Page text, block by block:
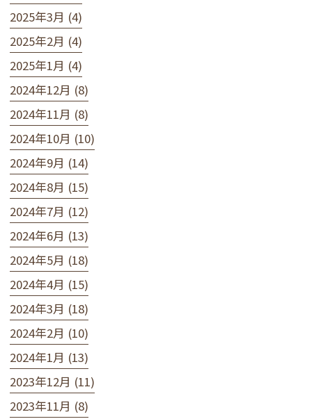
2025年3月 (4)
2025年2月 (4)
2025年1月 (4)
2024年12月 (8)
2024年11月 (8)
2024年10月 (10)
2024年9月 (14)
2024年8月 (15)
2024年7月 (12)
2024年6月 (13)
2024年5月 (18)
2024年4月 (15)
2024年3月 (18)
2024年2月 (10)
2024年1月 (13)
2023年12月 (11)
2023年11月 (8)